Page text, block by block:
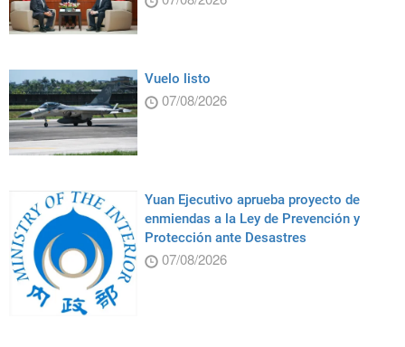
Vuelo listo
07/08/2026
Yuan Ejecutivo aprueba proyecto de
enmiendas a la Ley de Prevención y
Protección ante Desastres
07/08/2026